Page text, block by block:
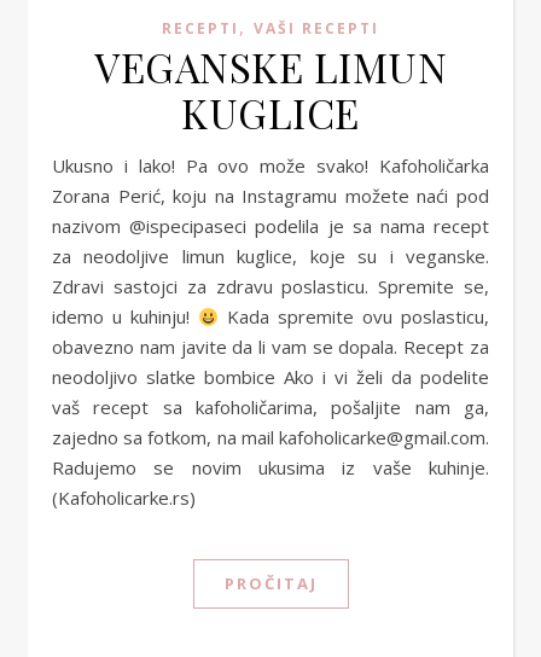
RECEPTI , VAŠI RECEPTI
VEGANSKE LIMUN
KUGLICE
Ukusno i lako! Pa ovo može svako! Kafoholičarka
Zorana Perić, koju na Instagramu možete naći pod
nazivom @ispecipaseci podelila je sa nama recept
za neodoljive limun kuglice, koje su i veganske.
Zdravi sastojci za zdravu poslasticu. Spremite se,
idemo u kuhinju!
Kada spremite ovu poslasticu,
obavezno nam javite da li vam se dopala. Recept za
neodoljivo slatke bombice Ako i vi želi da podelite
vaš recept sa kafoholičarima, pošaljite nam ga,
zajedno sa fotkom, na mail kafoholicarke@gmail.com.
Radujemo se novim ukusima iz vaše kuhinje.
(Kafoholicarke.rs)
PROČITAJ